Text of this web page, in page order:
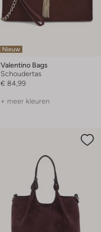
Nieuw
Valentino Bags
Schoudertas
€ 84,99
+ meer kleuren